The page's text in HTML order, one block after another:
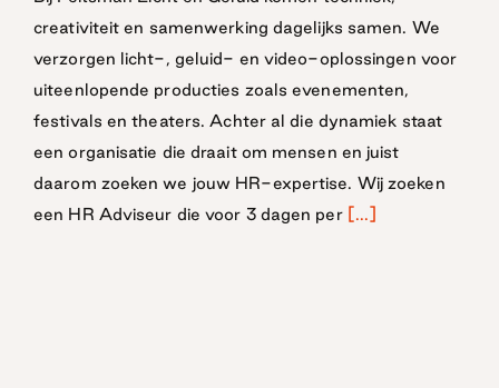
creativiteit en samenwerking dagelijks samen. We
verzorgen licht-, geluid- en video-oplossingen voor
uiteenlopende producties zoals evenementen,
festivals en theaters. Achter al die dynamiek staat
een organisatie die draait om mensen en juist
daarom zoeken we jouw HR-expertise. Wij zoeken
een HR Adviseur die voor 3 dagen per [...]